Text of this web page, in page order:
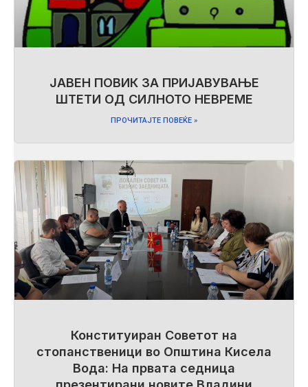
ЈАВЕН ПОВИК ЗА ПРИЈАВУВАЊЕ
ШТЕТИ ОД СИЛНОТО НЕВРЕМЕ
ПРОЧИТАЈТЕ ПОВЕЌЕ »
Конституиран Советот на
стопанственици во Општина Кисела
Вода: На првата седница